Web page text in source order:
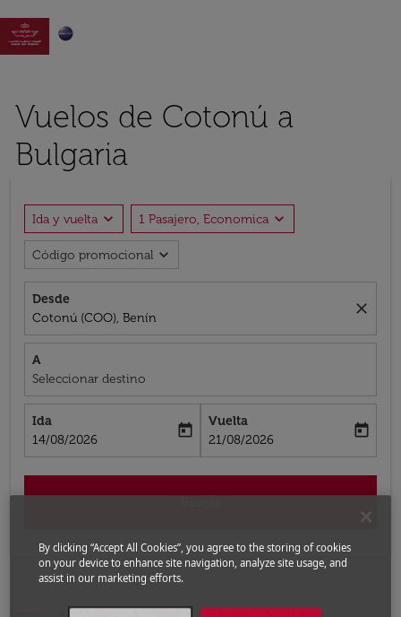

Vuelos de Cotonú a
Bulgaria
Ida y vuelta expand_more 1 Pasajero, Economica expand_more
Código promocional expand_more
Desde
Cotonú (COO), Benín
close
A
Seleccionar destino
Ida
fc-booking-departure-date-aria-label
14/08/2026
today
Vuelta
fc-booking-return-date-aria-label
21/08/2026
today
By clicking “Accept All Cookies”, you agree to the storing of cookies
on your device to enhance site navigation, analyze site usage, and
assist in our marketing efforts.